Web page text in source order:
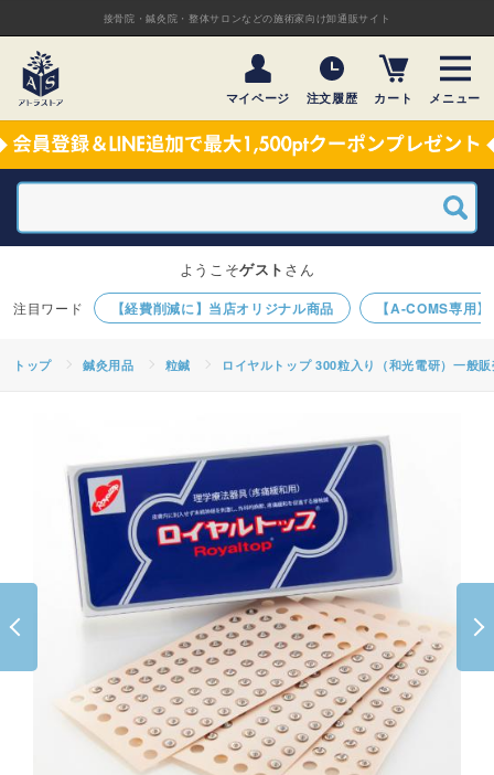
接骨院・鍼灸院・整体サロンなどの施術家向け卸通販サイト
マイページ 注文履歴 カート メニュー
【経費削減に】当店オリジナル商品 【A-COMS専用
ようこそゲスト さん
トップ 鍼灸用品 粒鍼 ロイヤルトップ 300粒入り（和光電研）一般